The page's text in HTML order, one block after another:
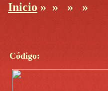
Inicio » » » »
Código: